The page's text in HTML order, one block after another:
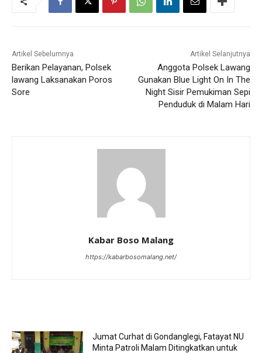
Artikel Sebelumnya
Berikan Pelayanan, Polsek
lawang Laksanakan Poros
Sore
Artikel Selanjutnya
Anggota Polsek Lawang
Gunakan Blue Light On In The
Night Sisir Pemukiman Sepi
Penduduk di Malam Hari
Kabar Boso Malang
https://kabarbosomalang.net/
Jumat Curhat di Gondanglegi, Fatayat NU
Minta Patroli Malam Ditingkatkan untuk